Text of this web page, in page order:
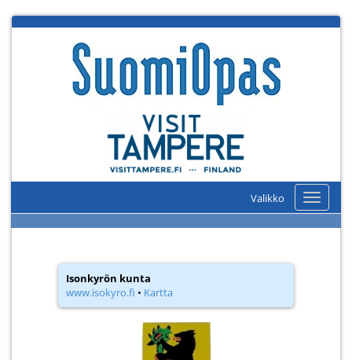
Valikko Valikko
Isonkyrön kunta
www.isokyro.fi • Kartta